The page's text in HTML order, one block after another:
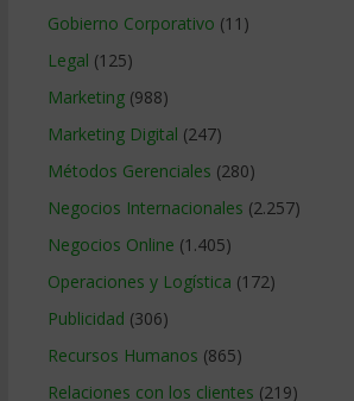
Gobierno Corporativo (11)
Legal (125)
Marketing(988)
Marketing Digital (247)
Métodos Gerenciales (280)
Negocios Internacionales (2.257)
Negocios Online (1.405)
Operaciones y Logística (172)
Publicidad (306)
Recursos Humanos (865)
Relaciones con los clientes (219)